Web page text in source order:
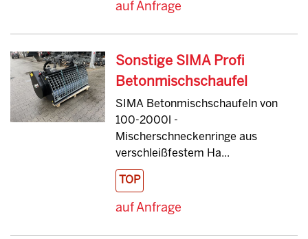
auf Anfrage
Sonstige SIMA Profi
Betonmischschaufel
SIMA Betonmischschaufeln von
100-2000l -
Mischerschneckenringe aus
verschleißfestem Ha...
TOP
auf Anfrage